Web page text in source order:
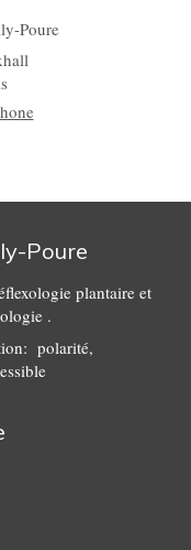
Poure
Poure
plantaire et
.
polarité,